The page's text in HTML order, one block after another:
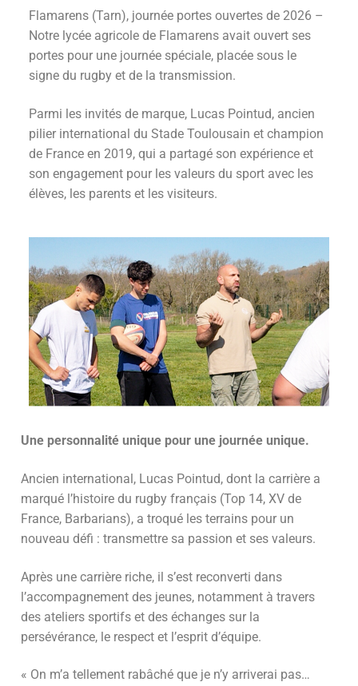
Flamarens (Tarn), journée portes ouvertes de 2026 –
Notre lycée agricole de Flamarens avait ouvert ses
portes pour une journée spéciale, placée sous le
signe du rugby et de la transmission.
Parmi les invités de marque, Lucas Pointud, ancien
pilier international du Stade Toulousain et champion
de France en 2019, qui a partagé son expérience et
son engagement pour les valeurs du sport avec les
élèves, les parents et les visiteurs.
Une personnalité unique pour une journée unique.
Ancien international, Lucas Pointud, dont la carrière a
marqué l’histoire du rugby français (Top 14, XV de
France, Barbarians), a troqué les terrains pour un
nouveau défi : transmettre sa passion et ses valeurs.
Après une carrière riche, il s’est reconverti dans
l’accompagnement des jeunes, notamment à travers
des ateliers sportifs et des échanges sur la
persévérance, le respect et l’esprit d’équipe.
« On m’a tellement rabâché que je n’y arriverai pas…